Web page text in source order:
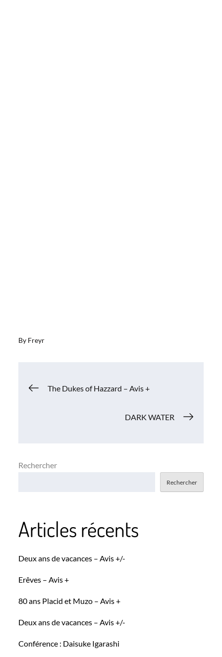
By Freyr
Navigation
The Dukes of Hazzard – Avis +
DARK WATER
Rechercher
Rechercher
Articles récents
Deux ans de vacances – Avis +/-
Erêves – Avis +
80 ans Placid et Muzo – Avis +
Deux ans de vacances – Avis +/-
Conférence : Daisuke Igarashi